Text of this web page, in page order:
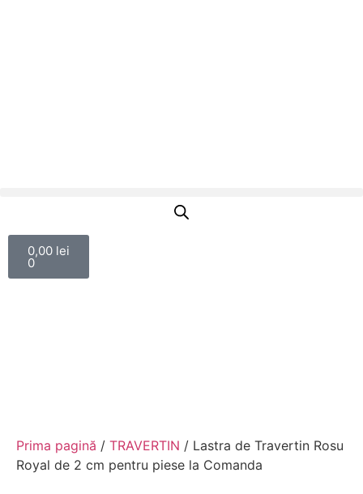
0,00 lei
0
Prima pagină / TRAVERTIN / Lastra de Travertin Rosu
Royal de 2 cm pentru piese la Comanda